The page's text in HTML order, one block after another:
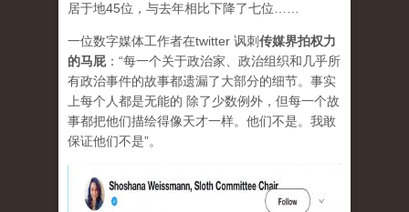
居于地45位，与去年相比下降了七位……
一位数字媒体工作者在twitter 讽刺传媒界拍权力
的马屁：“每一个关于政治家、政治组织和几乎所
有政治事件的故事都遗漏了大部分的细节。事实
上每个人都是无能的 除了少数例外，但每一个故
事都把他们描绘得像天才一样。他们不是。我敢
保证他们不是”。